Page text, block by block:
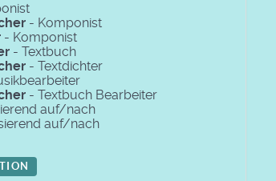
- Komponist
- Komponist
- Textbuch
- Textdichter
- Textbuch Bearbeiter
auf/nach
auf/nach